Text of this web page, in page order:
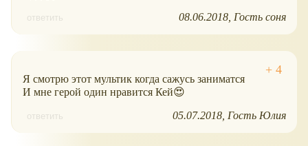
ответить 08.06.2018 Гость соня
Я смотрю этот мультик когда сажусь заниматся
И мне герой один нравится Кей😍
ответить 05.07.2018 Гость Юлия